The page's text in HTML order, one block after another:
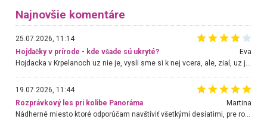
Najnovšie komentáre
25.07.2026, 11:14
Hojdačky v prírode - kde všade sú ukryté?
Eva
19.07.2026, 11:44
Rozprávkový les pri kolibe Panoráma
Martina
Nádherné miesto ktoré odporúčam navštíviť všetkými desiatimi, pre rodiny s deťmi, dôchodcom... Proste a jednoducho ozaj rozprávkový les.. určite ešte prídeme. Odniesli sme si na pamiatku krásne tričká,